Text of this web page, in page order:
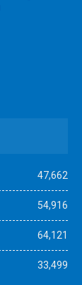
47,662
54,916
64,121
33,499